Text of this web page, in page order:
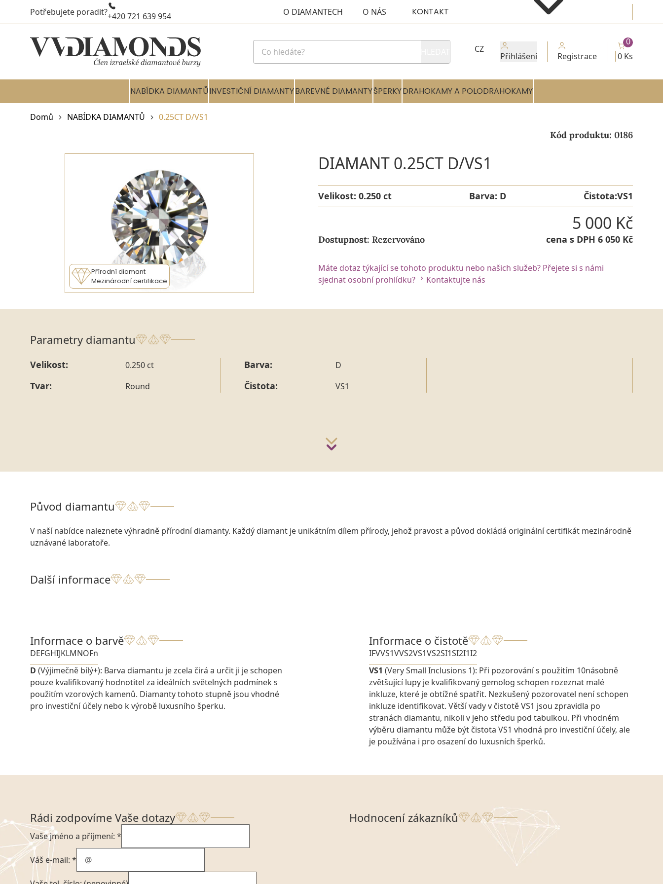
Potřebujete poradit?+420 721 639 954 O DIAMANTECH O NÁS KONTAKT
CZ
Přihlášení Registrace 0 Ks
0
NABÍDKA DIAMANTŮINVESTIČNÍ DIAMANTYBAREVNÉ DIAMANTYŠPERKYDRAHOKAMY A POLODRAHOKAMY
Domů NABÍDKA DIAMANTŮ 0.25CT D/VS1
Kód produktu: 0186
Přírodní diamant
Mezinárodní certifikace
DIAMANT 0.25CT D/VS1
Velikost: 0.250 ct Barva: D Čistota:VS1
Dostupnost: Rezervováno
5 000 Kč
cena s DPH 6 050 Kč
Máte dotaz týkající se tohoto produktu nebo našich služeb? Přejete si s námi
sjednat osobní prohlídku?
Kontaktujte nás
Parametry diamantu
Velikost: 0.250 ct
Tvar: Round
Barva: D
Čistota: VS1
Původ diamantu
V naší nabídce naleznete výhradně přírodní diamanty. Každý diamant je unikátním dílem přírody, jehož pravost a původ dokládá originální certifikát mezinárodně
uznávané laboratoře.
Další informace
Informace o barvě
DEFGHIJKLMNOFn
D (Výjimečně bílý+): Barva diamantu je zcela čirá a určit ji je schopen
pouze kvalifikovaný hodnotitel za ideálních světelných podmínek s
použitím vzorových kamenů. Diamanty tohoto stupně jsou vhodné
pro investiční účely nebo k výrobě luxusního šperku.
Informace o čistotě
IFVVS1VVS2VS1VS2SI1SI2I1I2
VS1 (Very Small Inclusions 1): Při pozorování s použitím 10násobně
zvětšující lupy je kvalifikovaný gemolog schopen rozeznat malé
inkluze, které je obtížné spatřit. Nezkušený pozorovatel není schopen
inkluze identifikovat. Větší vady v čistotě VS1 jsou zpravidla po
stranách diamantu, nikoli v jeho středu pod tabulkou. Při vhodném
výběru diamantu může být čistota VS1 vhodná pro investiční účely, ale
je používána i pro osazení do luxusních šperků.
Rádi zodpovíme Vaše dotazy
Vaše jméno a příjmení: *
Váš e-mail: *
Hodnocení zákazníků